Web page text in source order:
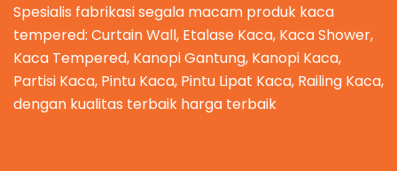
Spesialis fabrikasi segala macam produk kaca
tempered: Curtain Wall, Etalase Kaca, Kaca Shower,
Kaca Tempered, Kanopi Gantung, Kanopi Kaca,
Partisi Kaca, Pintu Kaca, Pintu Lipat Kaca, Railing Kaca,
dengan kualitas terbaik harga terbaik